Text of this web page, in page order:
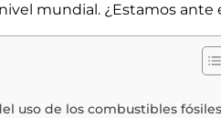
mundial. ¿Estamos ante
uso de los combustibles